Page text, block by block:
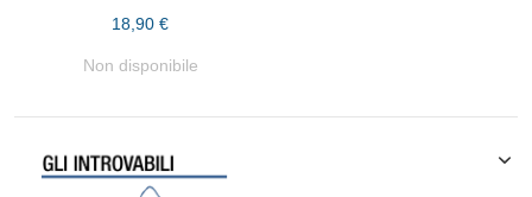
18,90 €
Non disponibile